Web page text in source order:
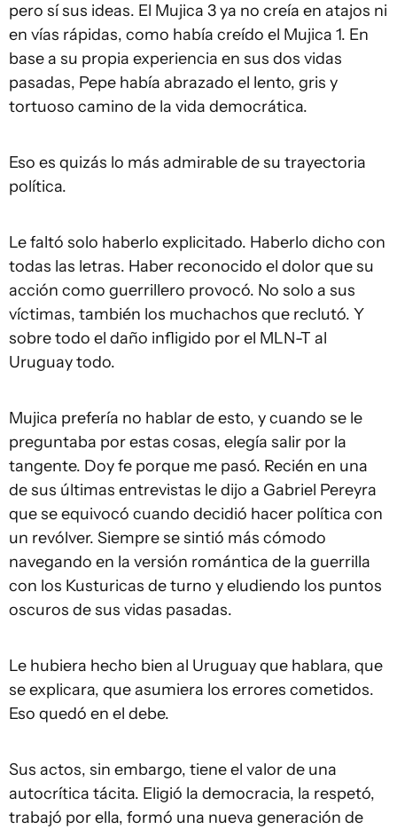
pero sí sus ideas. El Mujica 3 ya no creía en atajos ni
en vías rápidas, como había creído el Mujica 1. En
base a su propia experiencia en sus dos vidas
pasadas, Pepe había abrazado el lento, gris y
tortuoso camino de la vida democrática.
Eso es quizás lo más admirable de su trayectoria
política.
Le faltó solo haberlo explicitado. Haberlo dicho con
todas las letras. Haber reconocido el dolor que su
acción como guerrillero provocó. No solo a sus
víctimas, también los muchachos que reclutó. Y
sobre todo el daño infligido por el MLN-T al
Uruguay todo.
Mujica prefería no hablar de esto, y cuando se le
preguntaba por estas cosas, elegía salir por la
tangente. Doy fe porque me pasó. Recién en una
de sus últimas entrevistas le dijo a Gabriel Pereyra
que se equivocó cuando decidió hacer política con
un revólver. Siempre se sintió más cómodo
navegando en la versión romántica de la guerrilla
con los Kusturicas de turno y eludiendo los puntos
oscuros de sus vidas pasadas.
Le hubiera hecho bien al Uruguay que hablara, que
se explicara, que asumiera los errores cometidos.
Eso quedó en el debe.
Sus actos, sin embargo, tiene el valor de una
autocrítica tácita. Eligió la democracia, la respetó,
trabajó por ella, formó una nueva generación de